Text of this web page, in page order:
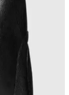
dış deri ve
tasarımıyla
öne çıkıyor.
Tasarım,
Detaylı